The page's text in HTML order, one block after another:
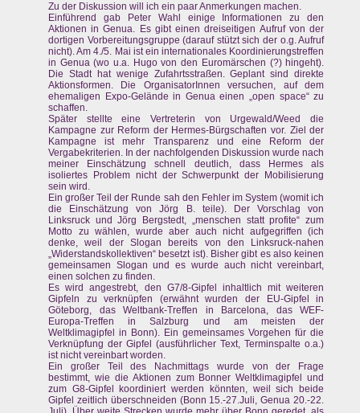
Zu der Diskussion will ich ein paar Anmerkungen machen.
Einführend gab Peter Wahl einige Informationen zu den
Aktionen in Genua. Es gibt einen dreiseitigen Aufruf von der
dortigen Vorbereitungsgruppe (darauf stützt sich der o.g. Aufruf
nicht). Am 4./5. Mai ist ein internationales Koordinierungstreffen
in Genua (wo u.a. Hugo von den Euromärschen (?) hingeht).
Die Stadt hat wenige Zufahrtsstraßen. Geplant sind direkte
Aktionsformen. Die OrganisatorInnen versuchen, auf dem
ehemaligen Expo-Gelände in Genua einen „open space“ zu
schaffen.
Später stellte eine Vertreterin von Urgewald/Weed die
Kampagne zur Reform der Hermes-Bürgschaften vor. Ziel der
Kampagne ist mehr Transparenz und eine Reform der
Vergabekriterien. In der nachfolgenden Diskussion wurde nach
meiner Einschätzung schnell deutlich, dass Hermes als
isoliertes Problem nicht der Schwerpunkt der Mobilisierung
sein wird.
Ein großer Teil der Runde sah den Fehler im System (womit ich
die Einschätzung von Jörg B. teile). Der Vorschlag von
Linksruck und Jörg Bergstedt, „menschen statt profite“ zum
Motto zu wählen, wurde aber auch nicht aufgegriffen (ich
denke, weil der Slogan bereits von den Linksruck-nahen
„Widerstandskollektiven“ besetzt ist). Bisher gibt es also keinen
gemeinsamen Slogan und es wurde auch nicht vereinbart,
einen solchen zu finden.
Es wird angestrebt, den G7/8-Gipfel inhaltlich mit weiteren
Gipfeln zu verknüpfen (erwähnt wurden der EU-Gipfel in
Göteborg, das Weltbank-Treffen in Barcelona, das WEF-
Europa-Treffen in Salzburg und am meisten der
Weltklimagipfel in Bonn). Ein gemeinsames Vorgehen für die
Verknüpfung der Gipfel (ausführlicher Text, Terminspalte o.a.)
ist nicht vereinbart worden.
Ein großer Teil des Nachmittags wurde von der Frage
bestimmt, wie die Aktionen zum Bonner Weltklimagipfel und
zum G8-Gipfel koordiniert werden könnten, weil sich beide
Gipfel zeitlich überschneiden (Bonn 15.-27.Juli, Genua 20.-22.